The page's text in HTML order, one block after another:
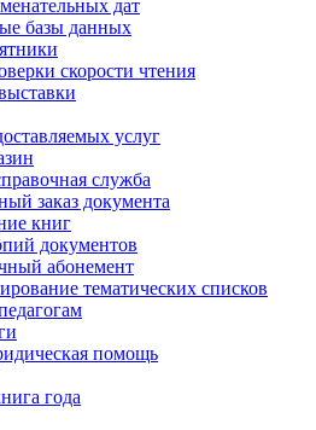
дат
базы данных
скорости чтения
услуг
служба
заказ документа
книг
документов
абонемент
тематических списков
помощь
года